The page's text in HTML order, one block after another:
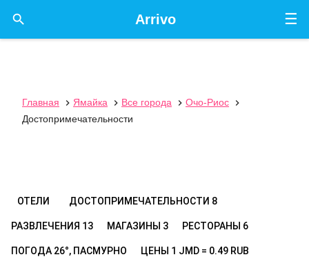
☰
Arrivo

Главная  Ямайка  Все города  Очо-Риос

Достопримечательности
ОТЕЛИ ДОСТОПРИМЕЧАТЕЛЬНОСТИ 8
РАЗВЛЕЧЕНИЯ 13 МАГАЗИНЫ 3 РЕСТОРАНЫ 6
ПОГОДА 26°, ПАСМУРНО ЦЕНЫ 1 JMD = 0.49 RUB